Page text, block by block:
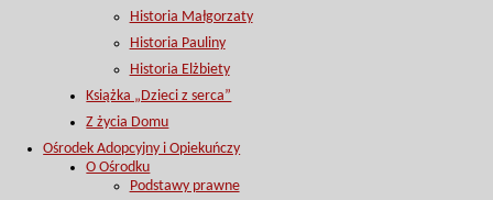
Historia Małgorzaty
Historia Pauliny
Historia Elżbiety
Książka „Dzieci z serca”
Z życia Domu
Ośrodek Adopcyjny i Opiekuńczy
O Ośrodku
Podstawy prawne